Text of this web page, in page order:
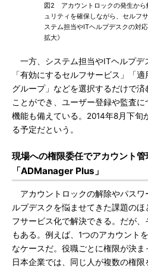
図2 アカウントロックの発生から
ュリティを確保しながら、セルフ
ステム担当やITヘルプデスクの対
拡大》
一方、システム担当やITヘルプデ
「有効にするセルフサービス」「
グループ」などを選択するだけで
ことができ、ユーザー登録や監査
機能も備えている。2014年8月下旬
る予定だという。
現場への権限委任でアカウント
「ADManager Plus」
アカウントロックの解除やパスワ
ルプデスクを悩ませてきた課題の
フサービス化で解決できる。だが
もある。例えば、1つのアカウント
なケースだ。役職ごとに権限が決ま
日本企業では、同じ人が複数の権